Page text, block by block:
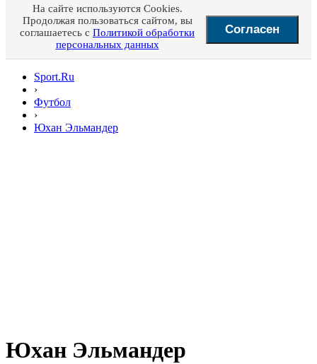
На сайте используются Cookies.
Продолжая пользоваться сайтом, вы
соглашаетесь с Политикой обработки
персональных данных
Согласен
Sport.Ru
›
Футбол
›
Юхан Эльмандер
Юхан Эльмандер